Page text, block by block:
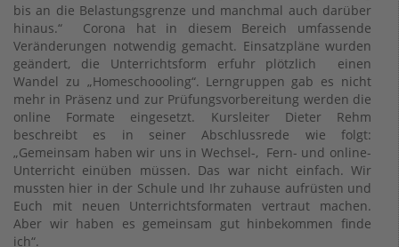
bis an die Belastungsgrenze und manchmal auch darüber
hinaus.“ Corona hat in diesem Bereich umfassende
Veränderungen notwendig gemacht. Einsatzpläne wurden
geändert, die Unterrichtsform erfuhr plötzlich einen
Wandel zu „Homeschoooling“. Lerngruppen gab es nicht
mehr in Präsenz und zur Prüfungsvorbereitung werden die
online Formate eingesetzt. Kursleiter Dieter Rehm
beschreibt es in seiner Abschlussrede wie folgt:
„Gemeinsam haben wir uns in Wechsel-, Fern- und online-
Unterricht einüben müssen. Das war nicht einfach. Wir
mussten hier in der Schule und Ihr zuhause aufrüsten und
Euch mit neuen Unterrichtsformaten vertraut machen.
Aber wir haben es gemeinsam gut hinbekommen finde
ich“.